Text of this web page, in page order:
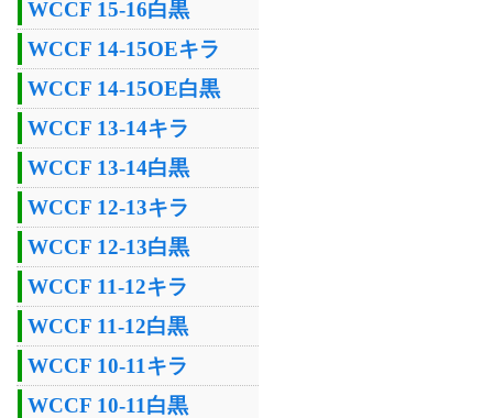
WCCF 15-16白黒
WCCF 14-15OEキラ
WCCF 14-15OE白黒
WCCF 13-14キラ
WCCF 13-14白黒
WCCF 12-13キラ
WCCF 12-13白黒
WCCF 11-12キラ
WCCF 11-12白黒
WCCF 10-11キラ
WCCF 10-11白黒